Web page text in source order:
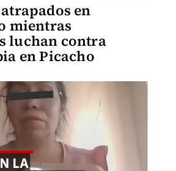
en
mientras
luchan contra
en Picacho